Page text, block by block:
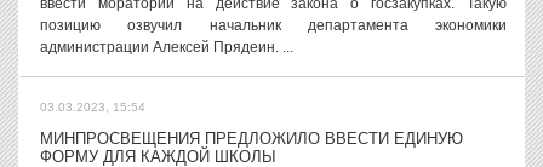
ввести мораторий на действие закона о госзакупках. Такую
позицию озвучил начальник департамента экономики
администрации Алексей Прядеин. ...
03.03.2023, 15:54
МИНПРОСВЕЩЕНИЯ ПРЕДЛОЖИЛО ВВЕСТИ ЕДИНУЮ
ФОРМУ ДЛЯ КАЖДОЙ ШКОЛЫ